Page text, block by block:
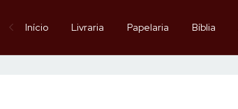
Início Livraria Papelaria Bíblia